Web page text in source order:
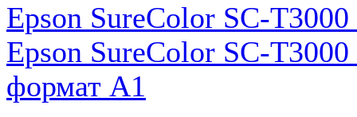
Epson SureColor SC-
Epson SureColor SC-T3000
формат A1